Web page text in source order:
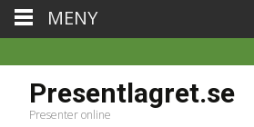
Presentlagret.se
Presenter online
MENY